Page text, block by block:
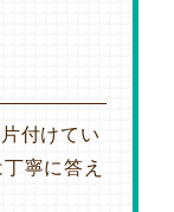
付けてい
寧に答え